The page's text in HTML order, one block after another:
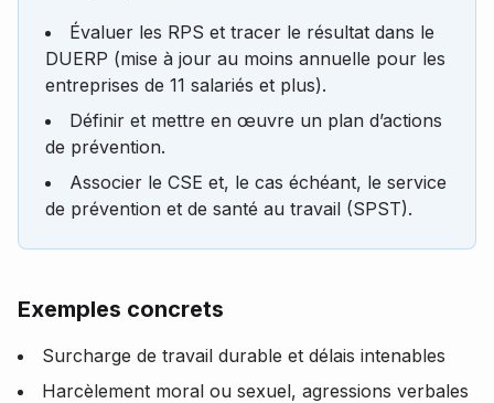
Évaluer les RPS et tracer le résultat dans le
DUERP (mise à jour au moins annuelle pour les
entreprises de 11 salariés et plus).
Définir et mettre en œuvre un plan d’actions
de prévention.
Associer le CSE et, le cas échéant, le service
de prévention et de santé au travail (SPST).
Exemples concrets
Surcharge de travail durable et délais intenables
Harcèlement moral ou sexuel, agressions verbales